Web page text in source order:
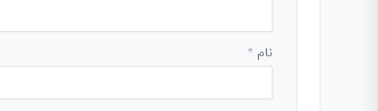
نام *